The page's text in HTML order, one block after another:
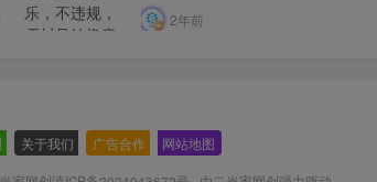
2年前
关于我们 广告合作 网站地图